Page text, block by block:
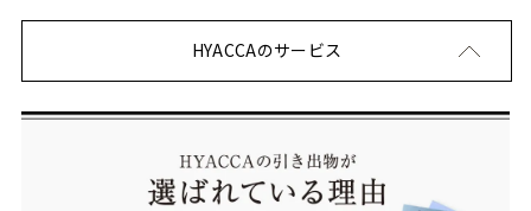
HYACCAのサービス